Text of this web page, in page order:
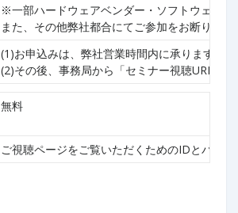
※一部ハードウェアベンダー・ソフトウェア
また、その他弊社都合にてご参加をお断りす
(1)お申込みは、弊社営業時間内に承ります。
(2)その後、事務局から「セミナー視聴URL、
無料
ご視聴ページをご覧いただくためのIDとパス